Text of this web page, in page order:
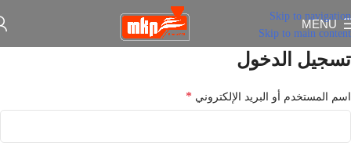
Skip to navigation
Skip to main content
MENU
تسجيل الدخول
اسم المستخدم أو البريد الإلكتروني *